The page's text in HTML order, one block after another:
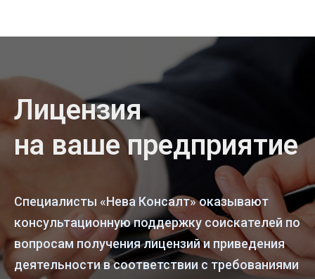
Лицензия
на ваше предприятие
Специалисты «Нева Консалт» оказывают
консультационную поддержку соискателей по
вопросам получения лицензий и приведения
деятельности в соответствии с требованиями